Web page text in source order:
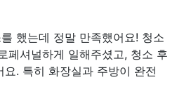
했는데 정말 만족했어요! 청소
페셔널하게 일해주셨고, 청소 후
. 특히 화장실과 주방이 완전